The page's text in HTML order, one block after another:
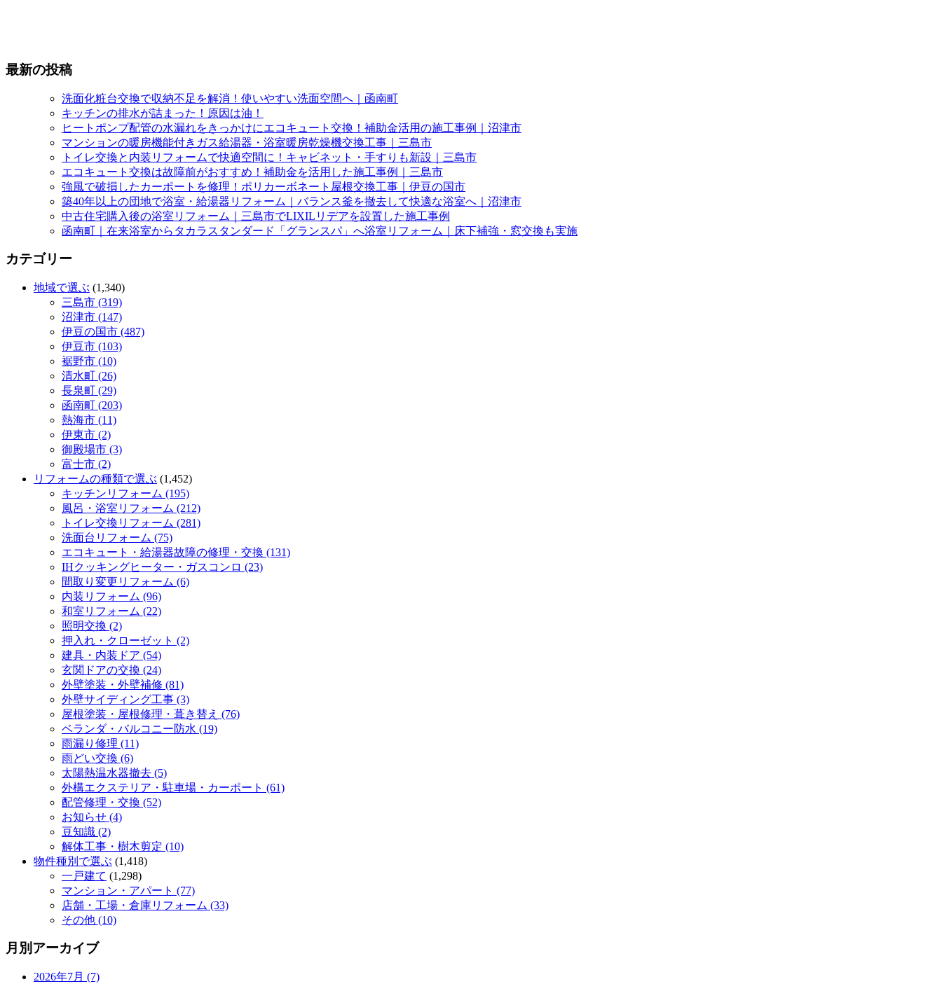
最新の投稿
洗面化粧台交換で収納不足を解消！使いやすい洗面空間へ｜函南町
キッチンの排水が詰まった！原因は油！
ヒートポンプ配管の水漏れをきっかけにエコキュート交換！補助金活用の施工事例｜沼津市
マンションの暖房機能付きガス給湯器・浴室暖房乾燥機交換工事｜三島市
トイレ交換と内装リフォームで快適空間に！キャビネット・手すりも新設｜三島市
エコキュート交換は故障前がおすすめ！補助金を活用した施工事例｜三島市
強風で破損したカーポートを修理！ポリカーボネート屋根交換工事｜伊豆の国市
築40年以上の団地で浴室・給湯器リフォーム｜バランス釜を撤去して快適な浴室へ｜沼津市
中古住宅購入後の浴室リフォーム｜三島市でLIXILリデアを設置した施工事例
函南町｜在来浴室からタカラスタンダード「グランスパ」へ浴室リフォーム｜床下補強・窓交換も実施
カテゴリー
地域で選ぶ (1,340)
三島市 (319)
沼津市 (147)
伊豆の国市 (487)
伊豆市 (103)
裾野市 (10)
清水町 (26)
長泉町 (29)
函南町 (203)
熱海市 (11)
伊東市 (2)
御殿場市 (3)
富士市 (2)
リフォームの種類で選ぶ (1,452)
キッチンリフォーム (195)
風呂・浴室リフォーム (212)
トイレ交換リフォーム (281)
洗面台リフォーム (75)
エコキュート・給湯器故障の修理・交換 (131)
IHクッキングヒーター・ガスコンロ (23)
間取り変更リフォーム (6)
内装リフォーム (96)
和室リフォーム (22)
照明交換 (2)
押入れ・クローゼット (2)
建具・内装ドア (54)
玄関ドアの交換 (24)
外壁塗装・外壁補修 (81)
外壁サイディング工事 (3)
屋根塗装・屋根修理・葺き替え (76)
ベランダ・バルコニー防水 (19)
雨漏り修理 (11)
雨どい交換 (6)
太陽熱温水器撤去 (5)
外構エクステリア・駐車場・カーポート (61)
配管修理・交換 (52)
お知らせ (4)
豆知識 (2)
解体工事・樹木剪定 (10)
物件種別で選ぶ (1,418)
一戸建て (1,298)
マンション・アパート (77)
店舗・工場・倉庫リフォーム (33)
その他 (10)
月別アーカイブ
2026年7月 (7)